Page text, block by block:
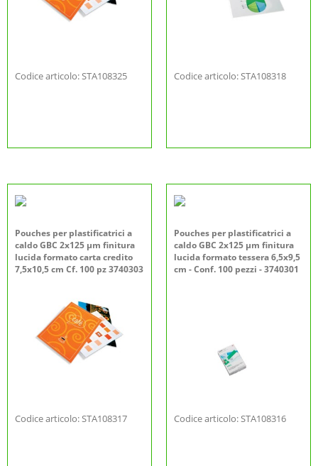
Codice articolo: STA108325 Codice articolo: STA108318
Pouches per plastificatrici a
caldo GBC 2x125 µm finitura
lucida formato carta credito
7,5x10,5 cm Cf. 100 pz 3740303
Codice articolo: STA108317
Pouches per plastificatrici a
caldo GBC 2x125 µm finitura
lucida formato tessera 6,5x9,5
cm - Conf. 100 pezzi - 3740301
Codice articolo: STA108316